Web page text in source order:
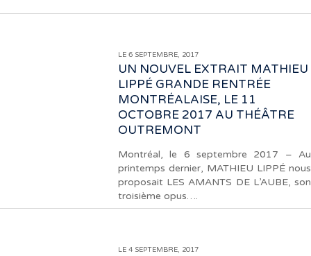
LE 6 SEPTEMBRE, 2017
UN NOUVEL EXTRAIT MATHIEU
LIPPÉ GRANDE RENTRÉE
MONTRÉALAISE, LE 11
OCTOBRE 2017 AU THÉÂTRE
OUTREMONT
Montréal, le 6 septembre 2017 – Au
printemps dernier, MATHIEU LIPPÉ nous
proposait LES AMANTS DE L’AUBE, son
troisième opus….
LE 4 SEPTEMBRE, 2017